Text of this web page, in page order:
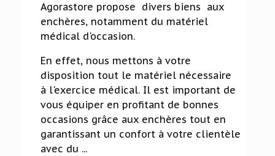
Agorastore propose divers biens aux
enchères, notamment du matériel
médical d'occasion.
En effet, nous mettons à votre
disposition tout le matériel nécessaire
à l'exercice médical. Il est important de
vous équiper en profitant de bonnes
occasions grâce aux enchères tout en
garantissant un confort à votre clientèle
avec du ...